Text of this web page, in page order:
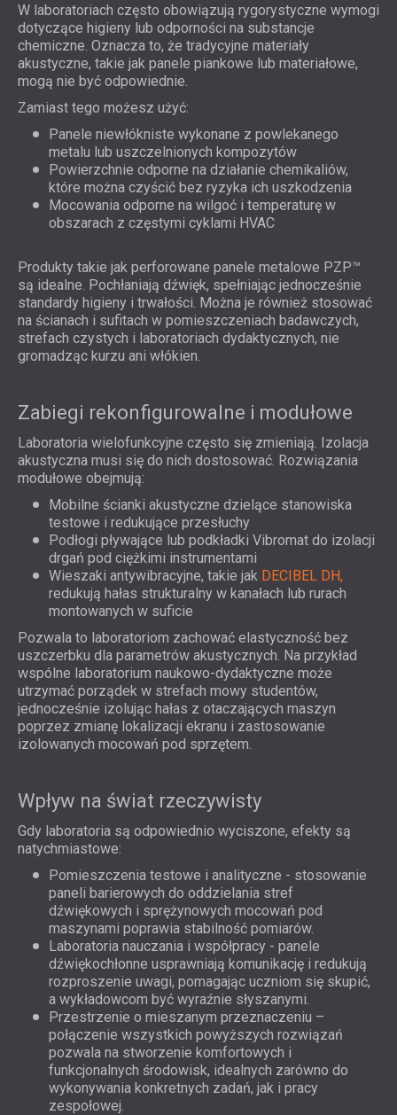
W laboratoriach często obowiązują rygorystyczne wymogi
dotyczące higieny lub odporności na substancje
chemiczne. Oznacza to, że tradycyjne materiały
akustyczne, takie jak panele piankowe lub materiałowe,
mogą nie być odpowiednie.
Zamiast tego możesz użyć:
Panele niewłókniste wykonane z powlekanego
metalu lub uszczelnionych kompozytów
Powierzchnie odporne na działanie chemikaliów,
które można czyścić bez ryzyka ich uszkodzenia
Mocowania odporne na wilgoć i temperaturę w
obszarach z częstymi cyklami HVAC
Produkty takie jak perforowane panele metalowe PZP™
są idealne. Pochłaniają dźwięk, spełniając jednocześnie
standardy higieny i trwałości. Można je również stosować
na ścianach i sufitach w pomieszczeniach badawczych,
strefach czystych i laboratoriach dydaktycznych, nie
gromadząc kurzu ani włókien.
Zabiegi rekonfigurowalne i modułowe
Laboratoria wielofunkcyjne często się zmieniają. Izolacja
akustyczna musi się do nich dostosować. Rozwiązania
modułowe obejmują:
Mobilne ścianki akustyczne dzielące stanowiska
testowe i redukujące przesłuchy
Podłogi pływające lub podkładki Vibromat do izolacji
drgań pod ciężkimi instrumentami
Wieszaki antywibracyjne, takie jak DECIBEL DH,
redukują hałas strukturalny w kanałach lub rurach
montowanych w suficie
Pozwala to laboratoriom zachować elastyczność bez
uszczerbku dla parametrów akustycznych. Na przykład
wspólne laboratorium naukowo-dydaktyczne może
utrzymać porządek w strefach mowy studentów,
jednocześnie izolując hałas z otaczających maszyn
poprzez zmianę lokalizacji ekranu i zastosowanie
izolowanych mocowań pod sprzętem.
Wpływ na świat rzeczywisty
Gdy laboratoria są odpowiednio wyciszone, efekty są
natychmiastowe:
Pomieszczenia testowe i analityczne - stosowanie
paneli barierowych do oddzielania stref
dźwiękowych i sprężynowych mocowań pod
maszynami poprawia stabilność pomiarów.
Laboratoria nauczania i współpracy - panele
dźwiękochłonne usprawniają komunikację i redukują
rozproszenie uwagi, pomagając uczniom się skupić,
a wykładowcom być wyraźnie słyszanymi.
Przestrzenie o mieszanym przeznaczeniu –
połączenie wszystkich powyższych rozwiązań
pozwala na stworzenie komfortowych i
funkcjonalnych środowisk, idealnych zarówno do
wykonywania konkretnych zadań, jak i pracy
zespołowej.